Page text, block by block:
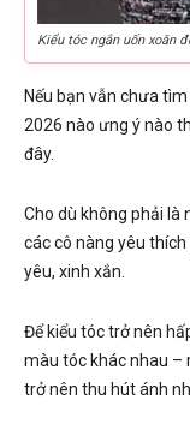
Kiểu tóc ngắn uốn xoăn
Nếu bạn vẫn chưa
2026 nào ưng ý nào
đây.
Cho dù không phải là
các cô nàng yêu
yêu, xinh xắn.
Để kiểu tóc trở nên
màu tóc khác nhau –
trở nên thu hút ánh